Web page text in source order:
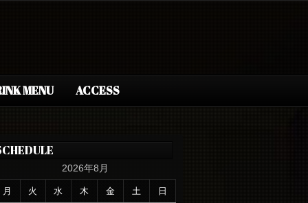
MENU ACCESS
2026年8月
月 火 水 木 金 土 日